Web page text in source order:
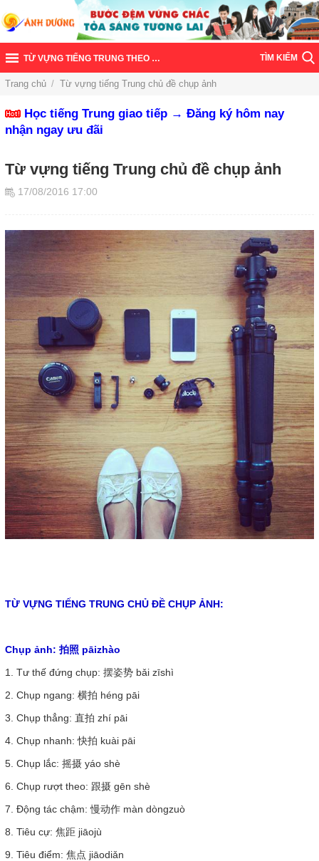
TỪ VỰNG TIẾNG TRUNG THEO CHỦ ĐỀ TÌM KIẾM
Trang chủ / Từ vựng tiếng Trung chủ đề chụp ảnh
Học tiếng Trung giao tiếp → Đăng ký hôm nay
nhận ngay ưu đãi
Từ vựng tiếng Trung chủ đề chụp ảnh
17/08/2016 17:00
TỪ VỰNG TIẾNG TRUNG CHỦ ĐỀ CHỤP ẢNH:
Chụp ảnh: 拍照 pāizhào
1. Tư thế đứng chụp: 摆姿势 bǎi zīshì
2. Chụp ngang: 横拍 héng pāi
3. Chụp thẳng: 直拍 zhí pāi
4. Chụp nhanh: 快拍 kuài pāi
5. Chụp lắc: 摇摄 yáo shè
6. Chụp rượt theo: 跟摄 gēn shè
7. Động tác chậm: 慢动作 màn dòngzuò
8. Tiêu cự: 焦距 jiāojù
9. Tiêu điểm: 焦点 jiāodiǎn